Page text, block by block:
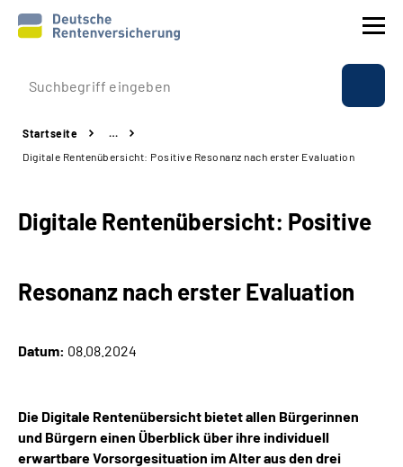
Prävention
Reha
Experten
Über uns & Presse
Suche
Startseite
…
Digitale Rentenübersicht: Positive Resonanz nach erster Evaluation
Digitale Rentenübersicht: Positive
Resonanz nach erster Evaluation
Datum: 08.08.2024
Die Digitale Rentenübersicht bietet allen Bürgerinnen
und Bürgern einen Überblick über ihre individuell
erwartbare Vorsorgesituation im Alter aus den drei